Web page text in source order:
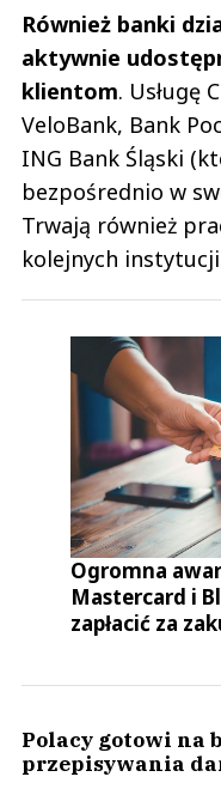
Również banki
aktywnie
klientom. Usługę
VeloBank, Bank
ING Bank Śląski
bezpośrednio w
Trwają również
kolejnych
Ogromna
Mastercard i
zapłacić za
Polacy gotowi na
przepisywania